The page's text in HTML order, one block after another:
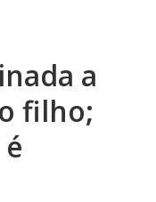
a
filho;